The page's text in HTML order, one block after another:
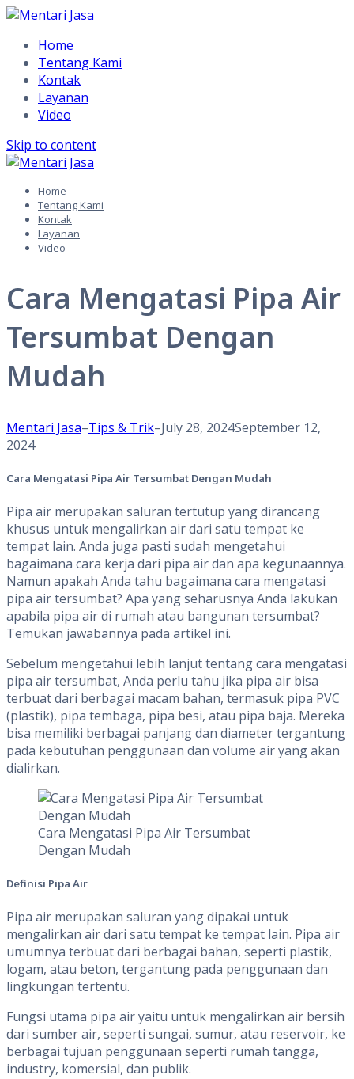
Home
Tentang Kami
Kontak
Layanan
Video
Skip to content
Home
Tentang Kami
Kontak
Layanan
Video
Cara Mengatasi Pipa Air
Tersumbat Dengan
Mudah
Mentari Jasa–Tips & Trik–July 28, 2024September 12,
2024
Cara Mengatasi Pipa Air Tersumbat Dengan Mudah
Pipa air merupakan saluran tertutup yang dirancang
khusus untuk mengalirkan air dari satu tempat ke
tempat lain. Anda juga pasti sudah mengetahui
bagaimana cara kerja dari pipa air dan apa kegunaannya.
Namun apakah Anda tahu bagaimana cara mengatasi
pipa air tersumbat? Apa yang seharusnya Anda lakukan
apabila pipa air di rumah atau bangunan tersumbat?
Temukan jawabannya pada artikel ini.
Sebelum mengetahui lebih lanjut tentang cara mengatasi
pipa air tersumbat, Anda perlu tahu jika pipa air bisa
terbuat dari berbagai macam bahan, termasuk pipa PVC
(plastik), pipa tembaga, pipa besi, atau pipa baja. Mereka
bisa memiliki berbagai panjang dan diameter tergantung
pada kebutuhan penggunaan dan volume air yang akan
dialirkan.
Cara Mengatasi Pipa Air Tersumbat
Dengan Mudah
Definisi Pipa Air
Pipa air merupakan saluran yang dipakai untuk
mengalirkan air dari satu tempat ke tempat lain. Pipa air
umumnya terbuat dari berbagai bahan, seperti plastik,
logam, atau beton, tergantung pada penggunaan dan
lingkungan tertentu.
Fungsi utama pipa air yaitu untuk mengalirkan air bersih
dari sumber air, seperti sungai, sumur, atau reservoir, ke
berbagai tujuan penggunaan seperti rumah tangga,
industry, komersial, dan publik.